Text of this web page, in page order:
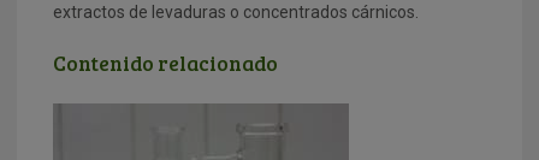
extractos de levaduras o concentrados cárnicos.
Contenido relacionado